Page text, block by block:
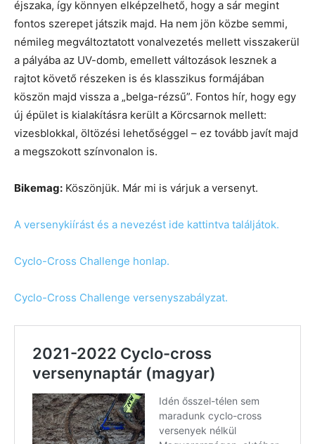
éjszaka, így könnyen elképzelhető, hogy a sár megint
fontos szerepet játszik majd. Ha nem jön közbe semmi,
némileg megváltoztatott vonalvezetés mellett visszakerül
a pályába az UV-domb, emellett változások lesznek a
rajtot követő részeken is és klasszikus formájában
köszön majd vissza a „belga-rézsű”. Fontos hír, hogy egy
új épület is kialakításra került a Körcsarnok mellett:
vizesblokkal, öltözési lehetőséggel – ez tovább javít majd
a megszokott színvonalon is.
Bikemag: Köszönjük. Már mi is várjuk a versenyt.
A versenykiírást és a nevezést ide kattintva találjátok.
Cyclo-Cross Challenge honlap.
Cyclo-Cross Challenge versenyszabályzat.